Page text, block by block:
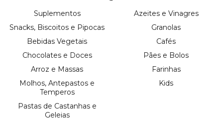
Suplementos
Snacks, Biscoitos e Pipocas
Bebidas Vegetais
Chocolates e Doces
Arroz e Massas
Molhos, Antepastos e
Temperos
Pastas de Castanhas e
Geleias
Azeites e Vinagres
Granolas
Cafés
Pães e Bolos
Farinhas
Kids